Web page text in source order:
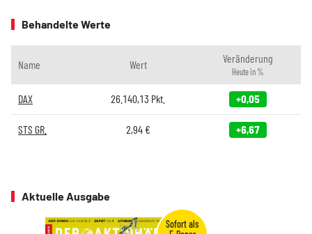
Behandelte Werte
Name Wert Veränderung
Heute in %
DAX 26.140,13 Pkt. +0,05
STS GR. 2,94€ +6,67
Aktuelle Ausgabe